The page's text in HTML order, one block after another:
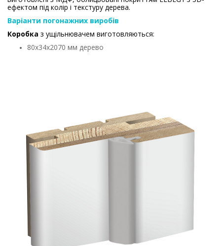
ефектом під колір і текстуру дерева.
Варіанти погонажних виробів
Коробка з ущільнювачем виготовляються:
80х34х2070 мм дерево